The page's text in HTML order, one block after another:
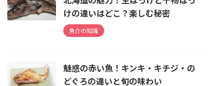
けの違いはどこ？楽しむ秘密
魚介の知識
魅惑の赤い魚！キンキ・キチジ・の
どぐろの違いと旬の味わい